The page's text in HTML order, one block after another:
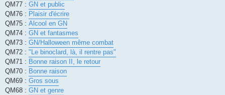
QM77 : GN et public
QM76 : Plaisir d'écrire
QM75 : Alcool en GN
QM74 : GN et fantasmes
QM73 : GN/Halloween même combat
QM72 : "Le binoclard, là, il rentre pas"
QM71 : Bonne raison II, le retour
QM70 : Bonne raison
QM69 : Gros sous
QM68 : GN et genre